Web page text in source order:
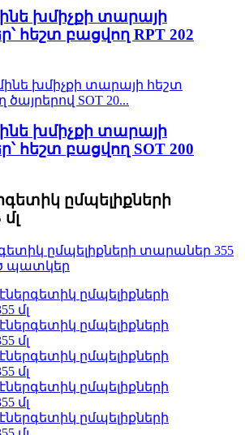
խմիչքի տարայի
հեշտ բացվող RPT 202
խմիչքի տարայի
հեշտ բացվող SOT 200
ըմպելիքների